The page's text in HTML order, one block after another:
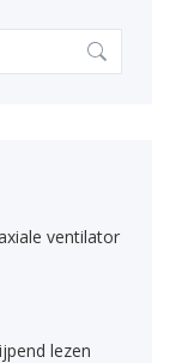
ventilator
lezen